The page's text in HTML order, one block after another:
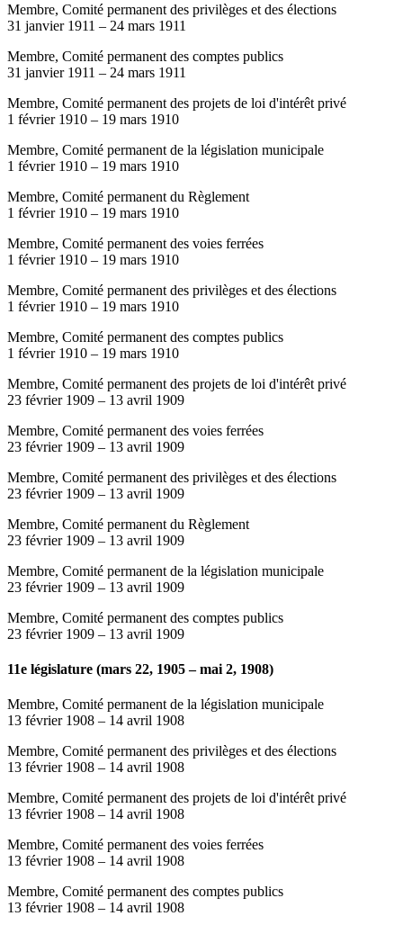
Membre, Comité permanent des privilèges et des élections
31 janvier 1911 – 24 mars 1911
Membre, Comité permanent des comptes publics
31 janvier 1911 – 24 mars 1911
Membre, Comité permanent des projets de loi d'intérêt privé
1 février 1910 – 19 mars 1910
Membre, Comité permanent de la législation municipale
1 février 1910 – 19 mars 1910
Membre, Comité permanent du Règlement
1 février 1910 – 19 mars 1910
Membre, Comité permanent des voies ferrées
1 février 1910 – 19 mars 1910
Membre, Comité permanent des privilèges et des élections
1 février 1910 – 19 mars 1910
Membre, Comité permanent des comptes publics
1 février 1910 – 19 mars 1910
Membre, Comité permanent des projets de loi d'intérêt privé
23 février 1909 – 13 avril 1909
Membre, Comité permanent des voies ferrées
23 février 1909 – 13 avril 1909
Membre, Comité permanent des privilèges et des élections
23 février 1909 – 13 avril 1909
Membre, Comité permanent du Règlement
23 février 1909 – 13 avril 1909
Membre, Comité permanent de la législation municipale
23 février 1909 – 13 avril 1909
Membre, Comité permanent des comptes publics
23 février 1909 – 13 avril 1909
11e législature (mars 22, 1905 – mai 2, 1908)
Membre, Comité permanent de la législation municipale
13 février 1908 – 14 avril 1908
Membre, Comité permanent des privilèges et des élections
13 février 1908 – 14 avril 1908
Membre, Comité permanent des projets de loi d'intérêt privé
13 février 1908 – 14 avril 1908
Membre, Comité permanent des voies ferrées
13 février 1908 – 14 avril 1908
Membre, Comité permanent des comptes publics
13 février 1908 – 14 avril 1908